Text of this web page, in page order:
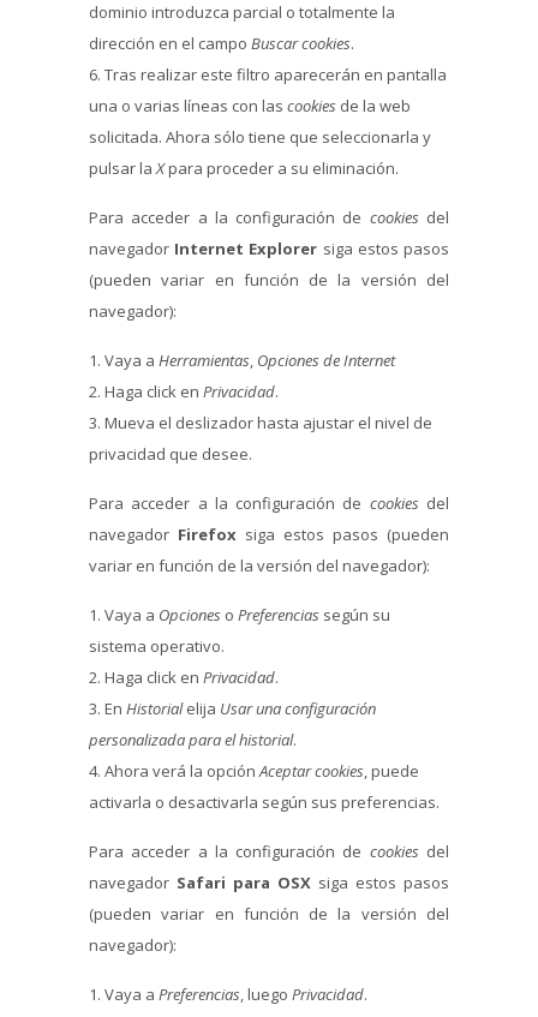
dominio introduzca parcial o totalmente la
dirección en el campo Buscar cookies.
Tras realizar este filtro aparecerán en pantalla
una o varias líneas con las cookies de la web
solicitada. Ahora sólo tiene que seleccionarla y
pulsar laXpara proceder a su eliminación.
Para acceder a la configuración de cookiesdel
navegador Internet Explorer siga estos pasos
(pueden variar en función de la versión del
navegador):
Vaya a Herramientas, Opciones de Internet
Haga click en Privacidad.
Mueva el deslizador hasta ajustar el nivel de
privacidad que desee.
Para acceder a la configuración de cookiesdel
navegador Firefox siga estos pasos (pueden
variar en función de la versión del navegador):
Vaya a Opciones o Preferencias según su
sistema operativo.
Haga click en Privacidad.
En Historialelija Usar una configuración
personalizada para el historial.
Ahora verá la opciónAceptar cookies, puede
activarla o desactivarla según sus preferencias.
Para acceder a la configuración de cookiesdel
navegador Safari para OSX siga estos pasos
(pueden variar en función de la versión del
navegador):
Vaya a Preferencias, luego Privacidad.